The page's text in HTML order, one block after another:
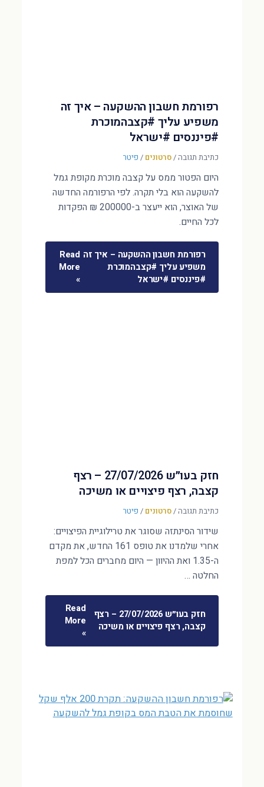
רפורמת חשבון ההשקעה – איך זה
משפיע עליך #קצבהמוכרת
#פיננסים #ישראל
כתיבת תגובה/סרטונים / פיטר
היום הפטור ממס על קצבה מוכרת מקופת גמל
להשקעה הוא בלי תקרה. לפי הרפורמה החדשה
של האוצר, הוא ייעצר ב-200000 ₪ הפקדות
לכל החיים.
רפורמת חשבון ההשקעה – איך זה
משפיע עליך #קצבהמוכרת
#פיננסים #ישראל
Read
More
»
חזק בעו״ש 27/07/2026 – רצף
קצבה, רצף פיצויים או משיכה
כתיבת תגובה/סרטונים / פיטר
שידור הסינתזה שסוגר את טרילוגיית הפיצויים:
אחרי שלמדנו את טופס 161 החדש, את מקדם
ה-1.35 ואת ההיוון — היום מחברים הכל למפת
החלטה …
חזק בעו״ש 27/07/2026 – רצף
קצבה, רצף פיצויים או משיכה
Read
More
»